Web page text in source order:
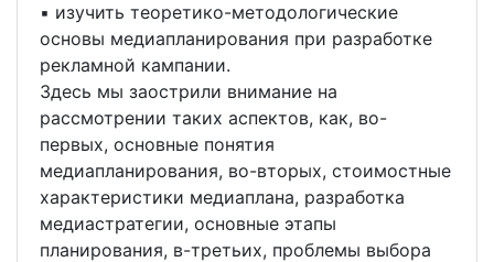
▪ изучить теоретико-методологические
основы медиапланирования при разработке
рекламной кампании.
Здесь мы заострили внимание на
рассмотрении таких аспектов, как, во-
первых, основные понятия
медиапланирования, во-вторых, стоимостные
характеристики медиаплана, разработка
медиастратегии, основные этапы
планирования, в-третьих, проблемы выбора